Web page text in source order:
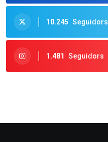
10.245 Seguidors
1.481 Seguidors